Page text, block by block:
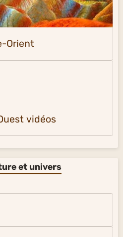
Orient
vidéos
et univers